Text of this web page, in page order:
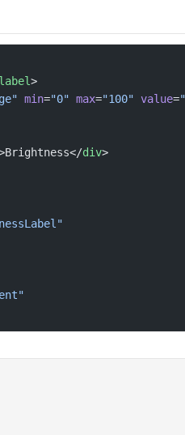
label>
min="0" max="100" value=
div>